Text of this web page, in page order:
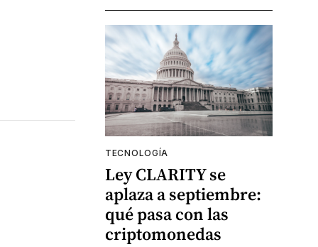
TECNOLOGÍA
Ley CLARITY se
aplaza a septiembre:
qué pasa con las
criptomonedas